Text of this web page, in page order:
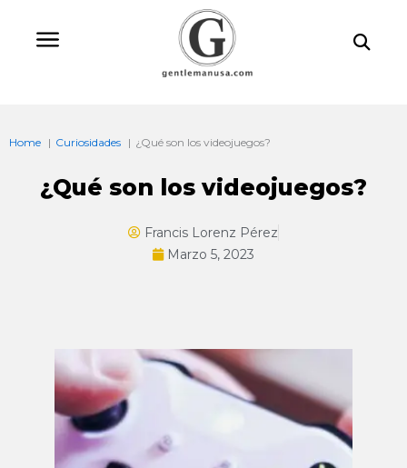
Home Curiosidades ¿Qué son los videojuegos?
¿Qué son los videojuegos?
Francis Lorenz Pérez
Marzo 5, 2023